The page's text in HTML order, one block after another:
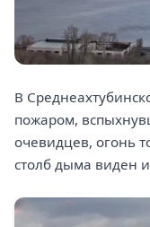
В
пожаром,
очевидцев, огонь
столб дыма виден